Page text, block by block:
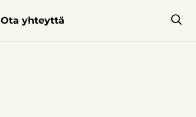
Ota yhteyttä